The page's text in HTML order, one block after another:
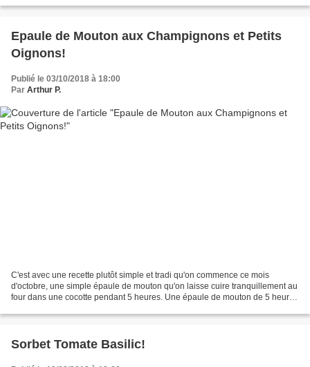
Epaule de Mouton aux Champignons et Petits
Oignons!
Publié le 03/10/2018 à 18:00
Par Arthur P.
C'est avec une recette plutôt simple et tradi qu'on commence ce mois
d'octobre, une simple épaule de mouton qu'on laisse cuire tranquillement au
four dans une cocotte pendant 5 heures. Une épaule de mouton de 5 heures
Sorbet Tomate Basilic!